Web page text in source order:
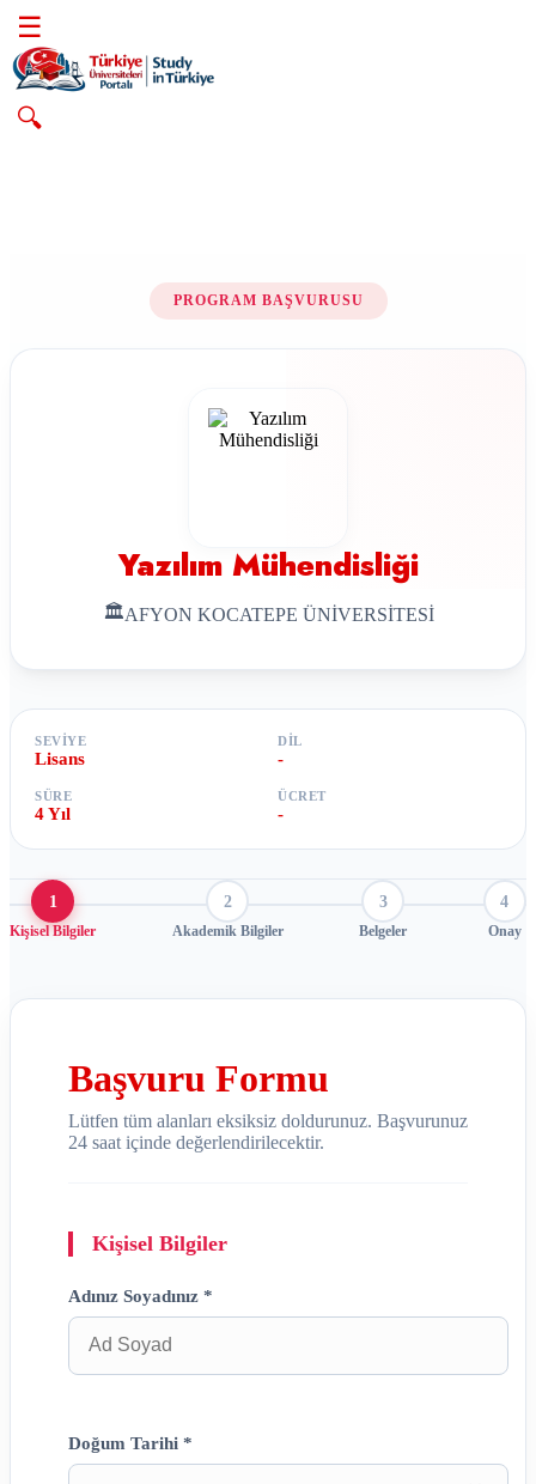
☰
🔍
PROGRAM BAŞVURUSU
Yazılım Mühendisliği
🏛AFYON KOCATEPE ÜNİVERSİTESİ
SEVIYE
Lisans
DIL
-
SÜRE
4 Yıl
ÜCRET
-
1
Kişisel Bilgiler
2
Akademik Bilgiler
3
Belgeler
4
Onay
Başvuru Formu
Lütfen tüm alanları eksiksiz doldurunuz. Başvurunuz
24 saat içinde değerlendirilecektir.
Kişisel Bilgiler
Adınız Soyadınız *
Doğum Tarihi *